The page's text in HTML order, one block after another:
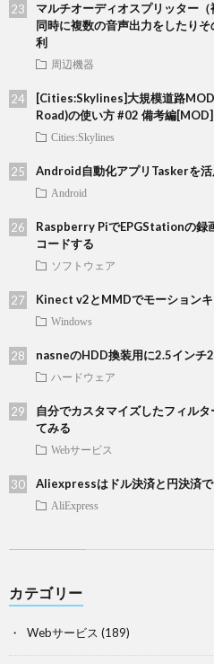
マルチオーディオスプリッター
同時に複数の音声出力をしたり
利
周辺機器
[Cities:Skylines]大規模道路
Road)の使い方 #02 備考編[MOD]
Cities:Skylines
Android自動化アプリTaskerを活
Android
Raspberry PiでEPGStationの録
コードする
ソフトウェア
Kinect v2とMMDでモーション
Windows
nasneのHDD換装用に2.5インチ
ハードウェア
自分でカスタマイズしたフィル
てみる
Webサービス
Aliexpressはドル決済と円決済
AliExpress
カテゴリー
Webサービス (189)